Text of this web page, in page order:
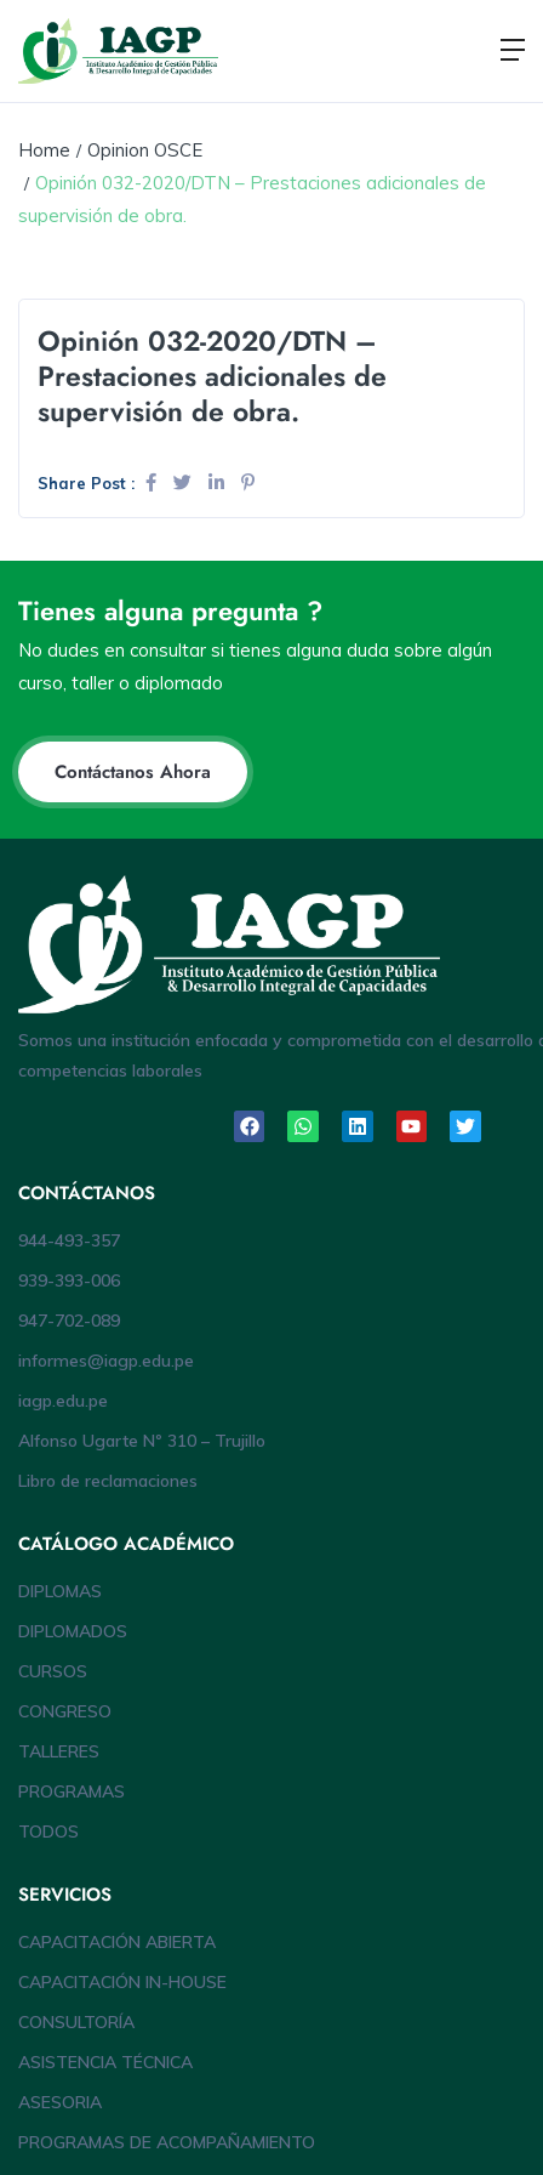
Home
Opinion OSCE
Opinión 032-2020/DTN – Prestaciones adicionales de
supervisión de obra.
Opinión 032-2020/DTN –
Prestaciones adicionales de
supervisión de obra.
Share Post :
Tienes alguna pregunta ?
No dudes en consultar si tienes alguna duda sobre algún
curso, taller o diplomado
Contáctanos Ahora
Somos una institución enfocada y comprometida con el desarrollo
competencias laborales
CONTÁCTANOS
944-493-357
939-393-006
947-702-089
informes@iagp.edu.pe
iagp.edu.pe
Alfonso Ugarte Nº 310 – Trujillo
Libro de reclamaciones
CATÁLOGO ACADÉMICO
DIPLOMAS
DIPLOMADOS
CURSOS
CONGRESO
TALLERES
PROGRAMAS
TODOS
SERVICIOS
CAPACITACIÓN ABIERTA
CAPACITACIÓN IN-HOUSE
CONSULTORÍA
ASISTENCIA TÉCNICA
ASESORIA
PROGRAMAS DE ACOMPAÑAMIENTO